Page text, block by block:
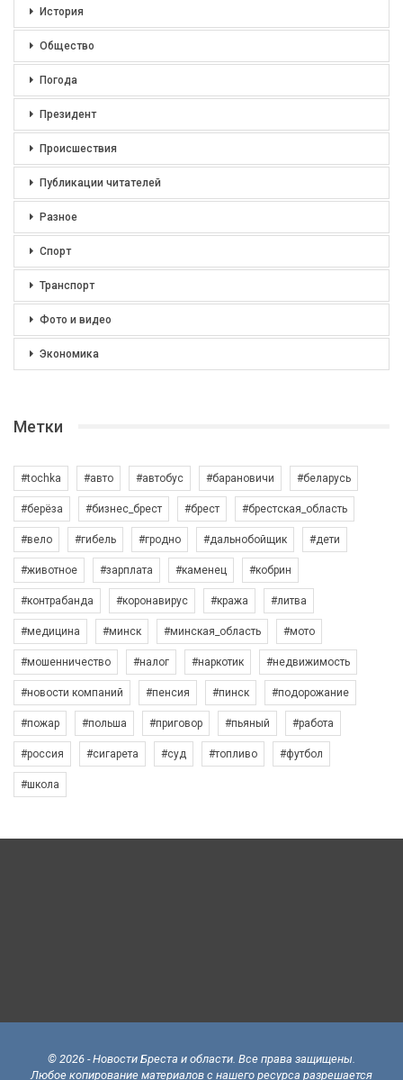
История
Общество
Погода
Президент
Происшествия
Публикации читателей
Разное
Спорт
Транспорт
Фото и видео
Экономика
Метки
#tochka #авто #автобус #барановичи #беларусь
#берёза #бизнес_брест #брест #брестская_область
#вело #гибель #гродно #дальнобойщик #дети
#животное #зарплата #каменец #кобрин
#контрабанда #коронавирус #кража #литва
#медицина #минск #минская_область #мото
#мошенничество #налог #наркотик #недвижимость
#новости компаний #пенсия #пинск #подорожание
#пожар #польша #приговор #пьяный #работа
#россия #сигарета #суд #топливо #футбол
#школа
© 2026 - Новости Бреста и области. Все права защищены.
Любое копирование материалов с нашего ресурса разрешается